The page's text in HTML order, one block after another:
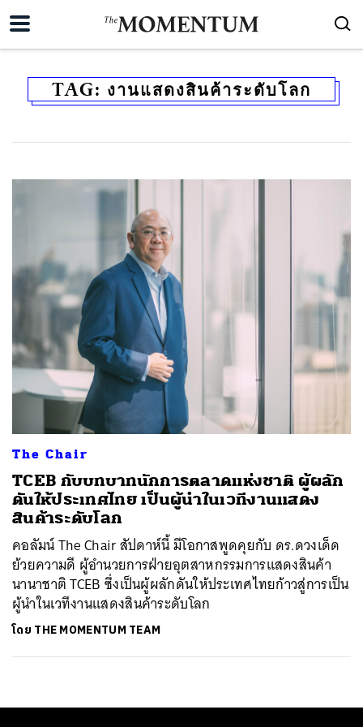
TAG: งานแสดงสินค้าระดับโลก
The Chair
TCEB กับบทบาทนักการตลาดแห่งชาติ ผู้ผลัก
ดันให้ประเทศไทย เป็นผู้นำในเวทีงานแสดง
สินค้าระดับโลก
คอลัมน์ The Chair สัปดาห์นี้ มีโอกาสพูดคุยกับ ดร.ดวงเด็ด
ย้วยความดี ผู้อำนวยการฝ่ายอุตสาหกรรมการแสดงสินค้า
นานาชาติ TCEB ซึ่งเป็นผู้ผลักดันให้ประเทศไทยก้าวสู่การเป็น
ผู้นำในเวทีงานแสดงสินค้าระดับโลก
โดย THE MOMENTUM TEAM
SHARE TWEET LINE EMAIL